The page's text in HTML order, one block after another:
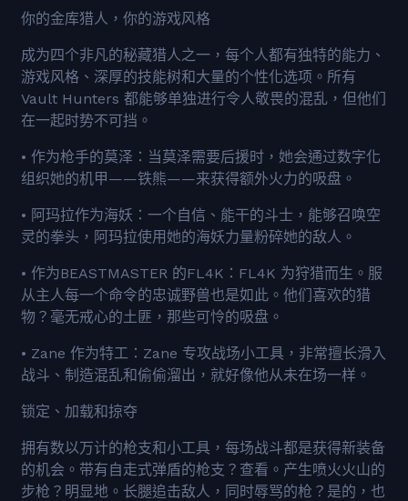
你的金库猎人，你的游戏风格
成为四个非凡的秘藏猎人之一，每个人都有独特的能力、
游戏风格、深厚的技能树和大量的个性化选项。所有
Vault Hunters 都能够单独进行令人敬畏的混乱，但他们
在一起时势不可挡。
• 作为枪手的莫泽：当莫泽需要后援时，她会通过数字化
组织她的机甲——铁熊——来获得额外火力的吸盘。
• 阿玛拉作为海妖：一个自信、能干的斗士，能够召唤空
灵的拳头，阿玛拉使用她的海妖力量粉碎她的敌人。
• 作为BEASTMASTER 的FL4K：FL4K 为狩猎而生。服
从主人每一个命令的忠诚野兽也是如此。他们喜欢的猎
物？毫无戒心的土匪，那些可怜的吸盘。
• Zane 作为特工：Zane 专攻战场小工具，非常擅长滑入
战斗、制造混乱和偷偷溜出，就好像他从未在场一样。
锁定、加载和掠夺
拥有数以万计的枪支和小工具，每场战斗都是获得新装备
的机会。带有自走式弹盾的枪支？查看。产生喷火火山的
步枪？明显地。长腿追击敌人，同时辱骂的枪？是的，也